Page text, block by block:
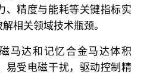
、精度与能耗等关键指标实
相关领域技术瓶颈。
马达和记忆合金马达体积
易受电磁干扰，驱动控制精